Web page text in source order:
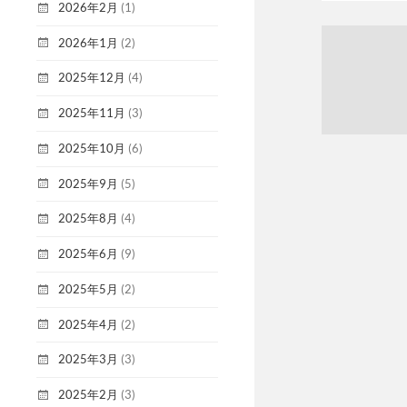
2026年2月 (1)
2026年1月 (2)
2025年12月 (4)
2025年11月 (3)
2025年10月 (6)
2025年9月 (5)
2025年8月 (4)
2025年6月 (9)
2025年5月 (2)
2025年4月 (2)
2025年3月 (3)
2025年2月 (3)